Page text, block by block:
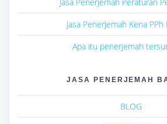
Jasa Penerjemah Kena PPh
Apa itu penerjemah
JASA PENERJEMAH
BLOG